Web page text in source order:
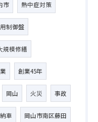
市 熱中症対策
制御盤
規模修繕
創業45年
岡山 火災 事故
納車 岡山市南区藤田